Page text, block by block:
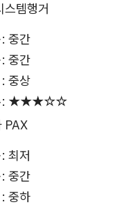
템행거
중간
중간
중상
: ★★★☆☆
PAX
최저
중간
중하